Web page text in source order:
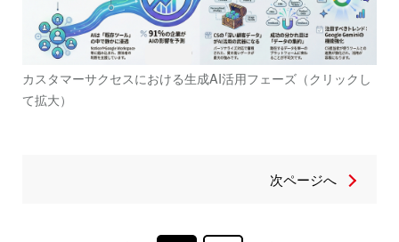
カスタマーサクセスにおける生成AI活用フェーズ（クリックし
て拡大）
次ページへ